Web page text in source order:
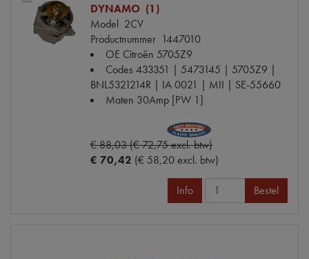
DYNAMO (1)
Model 2CV
Productnummer 1447010
OE Citroën 5705Z9
Codes 433351 | 5473145 | 5705Z9 |
BNL5321214R | IA 0021 | MII | SE-55660
Maten 30Amp [PW 1]
€ 88,03 (€ 72,75 excl. btw)
€ 70,42 (€ 58,20 excl. btw)
Info Bestel